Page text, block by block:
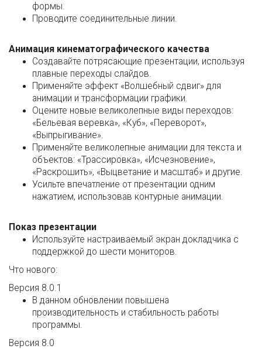
формы.
Проводите соединительные линии.
Анимация кинематографического качества
Создавайте потрясающие презентации, используя
плавные переходы слайдов.
Применяйте эффект «Волшебный сдвиг» для
анимации и трансформации графики.
Оцените новые великолепные виды переходов:
«Бельевая веревка», «Куб», «Переворот»,
«Выпрыгивание».
Применяйте великолепные анимации для текста и
объектов: «Трассировка», «Исчезновение»,
«Раскрошить», «Выцветание и масштаб» и другие.
Усильте впечатление от презентации одним
нажатием, использовав контурные анимации.
Показ презентации
Используйте настраиваемый экран докладчика с
поддержкой до шести мониторов.
Что нового:
Версия 8.0.1
В данном обновлении повышена
производительность и стабильность работы
программы.
Версия 8.0